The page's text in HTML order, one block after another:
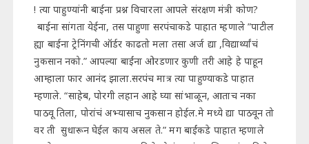
! त्या पाहुण्यांनी बाईना प्रश्न विचारला आपले संरक्षण मंत्री कोण?
बाईना सांगता येईना, तस पाहुणा सरपंचाकडे पाहात म्हणाले ”पाटील
ह्या बाईना ट्रेनिंगची ऑर्डर काढतो मला तसा अर्ज द्या ,विद्यार्थ्यांचं
नुकसान नको.” आपल्या बाईंना ओरडणार कुणी तरी आहे हे पाहून
आम्हाला फार आनंद झाला.सरपंच मात्र त्या पाहुण्याकडे पाहात
म्हणाले. “साहेब, पोरगी लहान आहे घ्या सांभाळून, आताच नका
पाठवू तिला, पोरांचं अभ्यासाच नुकसान होईल.मे मध्ये द्या पाठवून तो
वर ती सुधारून घेईल काय असल ते.” मग बाईंकडे पाहात म्हणाले